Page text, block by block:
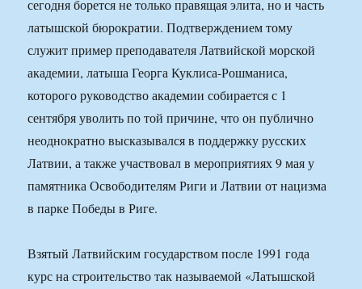
сегодня борется не только правящая элита, но и часть
латышской бюрократии. Подтверждением тому
служит пример преподавателя Латвийской морской
академии, латыша Георга Куклиса-Рошманиса,
которого руководство академии собирается с 1
сентября уволить по той причине, что он публично
неоднократно высказывался в поддержку русских
Латвии, а также участвовал в мероприятиях 9 мая у
памятника Освободителям Риги и Латвии от нацизма
в парке Победы в Риге.
Взятый Латвийским государством после 1991 года
курс на строительство так называемой «Латышской